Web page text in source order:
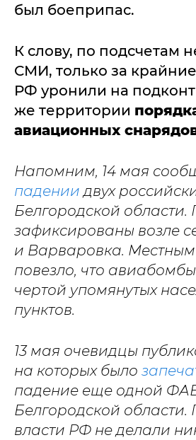
был боеприпас.
К слову, по подсчетам
СМИ, только за
РФ уронили на
же территории
авиационных
Напомним, 14 мая
падении двух
Белгородской
зафиксированы возле
и Варваровка.
повезло, что
чертой упомянутых
пунктов.
13 мая очевидцы
на которых было
падение еще одной
Белгородской области.
власти РФ не делали